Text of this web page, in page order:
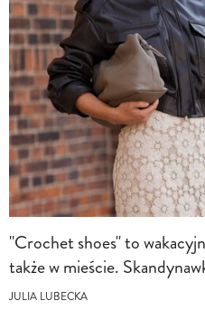
"Crochet shoes" to
także w mieście.
JULIA LUBECKA